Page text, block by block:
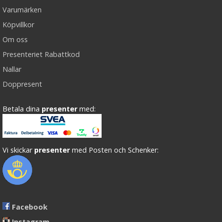
Varumärken
Köpvillkor
Om oss
Presenteriet Rabattkod
Nallar
Doppresent
Betala dina presenter med:
Vi skickar presenter med Posten och Schenker:
Facebook